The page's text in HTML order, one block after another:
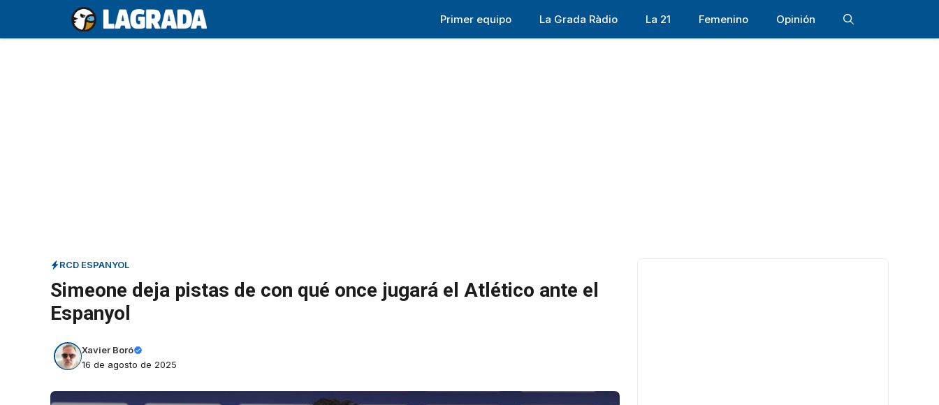
contenido
Primer equipo La Grada Ràdio La 21 Femenino Opinión
RCD ESPANYOL
Simeone deja pistas de con qué once jugará el Atlético ante el
Espanyol
Xavier Boró
16 de agosto de 2025